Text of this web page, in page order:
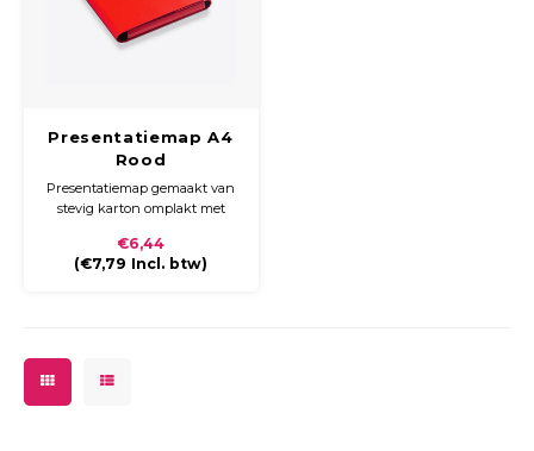
Presentatiemap A4
Rood
Presentatiemap gemaakt van
stevig karton omplakt met
glossy laminaat. De map heeft
een ronde rug en sluit met
€6,44
(€7,79 Incl. btw)